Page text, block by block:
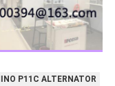
P11C ALTERNATOR